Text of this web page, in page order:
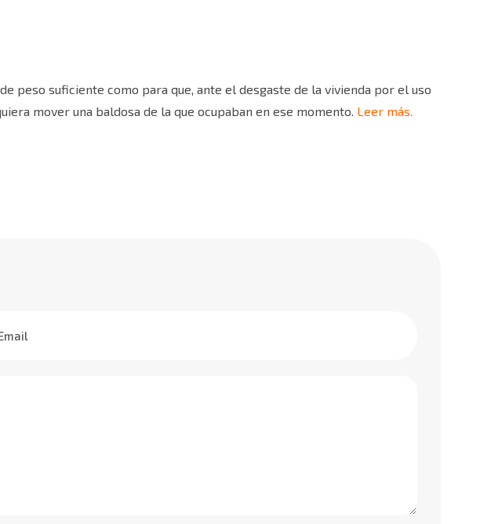
peso suficiente como para que, ante el desgaste de la vivienda por el uso
mover una baldosa de la que ocupaban en ese momento. Leer más.